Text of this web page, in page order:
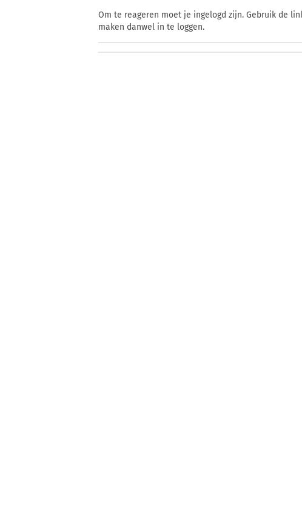
Om te reageren moet je ingelogd zijn. Gebruik de
maken danwel in te loggen.